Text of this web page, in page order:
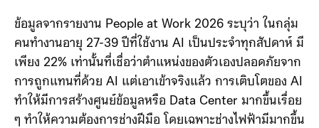
ข้อมูลจากรายงาน People at Work 2026 ระบุว่า ในกลุ่ม
คนทำงานอายุ 27-39 ปีที่ใช้งาน AI เป็นประจำทุกสัปดาห์ มี
เพียง 22% เท่านั้นที่เชื่อว่าตำแหน่งของตัวเองปลอดภัยจาก
การถูกแทนที่ด้วย AI แต่เอาเข้าจริงแล้ว การเติบโตของ AI
ทำให้มีการสร้างศูนย์ข้อมูลหรือ Data Center มากขึ้นเรื่อย